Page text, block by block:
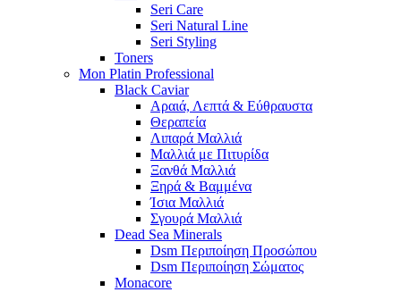
Seri Care
Seri Natural Line
Seri Styling
Toners
Mon Platin Professional
Black Caviar
Αραιά, Λεπτά & Εύθραυστα
Θεραπεία
Λιπαρά Μαλλιά
Μαλλιά με Πιτυρίδα
Ξανθά Μαλλιά
Ξηρά & Βαμμένα
Ίσια Μαλλιά
Σγουρά Μαλλιά
Dead Sea Minerals
Dsm Περιποίηση Προσώπου
Dsm Περιποίηση Σώματος
Monacore